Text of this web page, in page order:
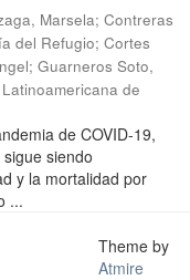
Marsela; Contreras
del Refugio; Cortes
; Guarneros Soto,
de
de COVID-19,
siendo
y la mortalidad por
...
Theme by
Atmire